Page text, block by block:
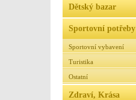
Dětský bazar
Sportovní potřeby
Sportovní vybavení
Turistika
Ostatní
Zdraví, Krása